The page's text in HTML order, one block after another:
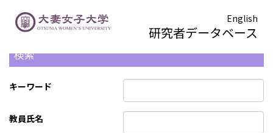
English
研究者データベース
検索
キーワード
教員氏名